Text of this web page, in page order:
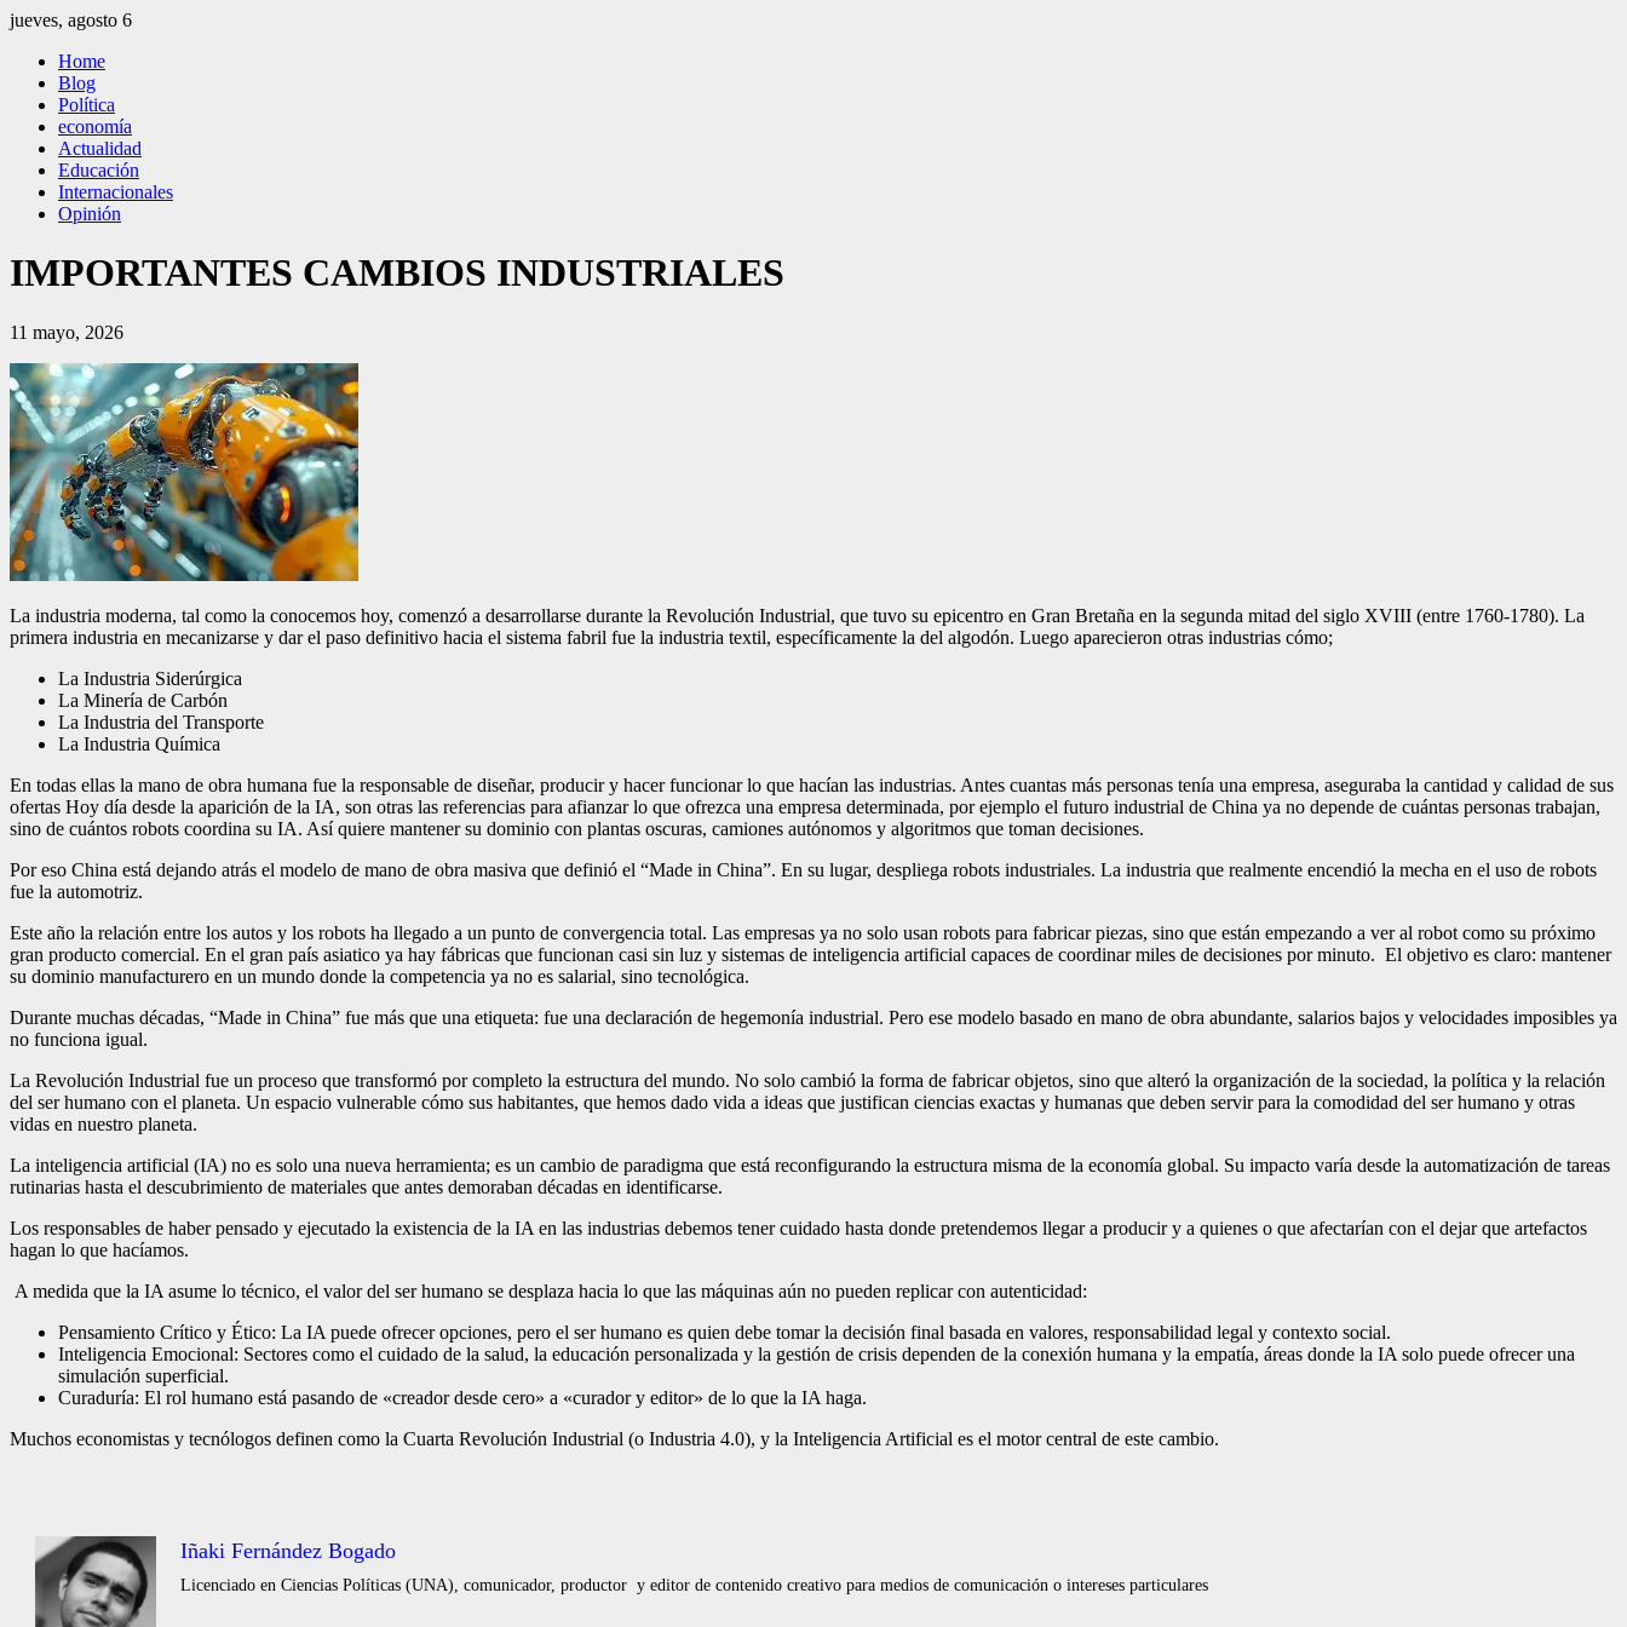
Saltar
contenido
jueves, agosto 6
El Independiente
El independiente Libre y Transparente
Home
Blog
Política
economía
Actualidad
Educación
Internacionales
Opinión
IMPORTANTES CAMBIOS INDUSTRIALES
11 mayo, 2026
La industria moderna, tal como la conocemos hoy, comenzó a desarrollarse durante la Revolución Industrial, que tuvo su epicentro en Gran Bretaña en la segunda mitad del siglo XVIII (entre 1760-1780). La
primera industria en mecanizarse y dar el paso definitivo hacia el sistema fabril fue la industria textil, específicamente la del algodón. Luego aparecieron otras industrias cómo;
La Industria Siderúrgica
La Minería de Carbón
La Industria del Transporte
La Industria Química
En todas ellas la mano de obra humana fue la responsable de diseñar, producir y hacer funcionar lo que hacían las industrias. Antes cuantas más personas tenía una empresa, aseguraba la cantidad y calidad de sus
ofertas Hoy día desde la aparición de la IA, son otras las referencias para afianzar lo que ofrezca una empresa determinada, por ejemplo el futuro industrial de China ya no depende de cuántas personas trabajan,
sino de cuántos robots coordina su IA. Así quiere mantener su dominio con plantas oscuras, camiones autónomos y algoritmos que toman decisiones.
Por eso China está dejando atrás el modelo de mano de obra masiva que definió el “Made in China”. En su lugar, despliega robots industriales. La industria que realmente encendió la mecha en el uso de robots
fue la automotriz.
Este año la relación entre los autos y los robots ha llegado a un punto de convergencia total. Las empresas ya no solo usan robots para fabricar piezas, sino que están empezando a ver al robot como su próximo
gran producto comercial. En el gran país asiatico ya hay fábricas que funcionan casi sin luz y sistemas de inteligencia artificial capaces de coordinar miles de decisiones por minuto. El objetivo es claro: mantener
su dominio manufacturero en un mundo donde la competencia ya no es salarial, sino tecnológica.
Durante muchas décadas, “Made in China” fue más que una etiqueta: fue una declaración de hegemonía industrial. Pero ese modelo basado en mano de obra abundante, salarios bajos y velocidades imposibles ya
no funciona igual.
La Revolución Industrial fue un proceso que transformó por completo la estructura del mundo. No solo cambió la forma de fabricar objetos, sino que alteró la organización de la sociedad, la política y la relación
del ser humano con el planeta. Un espacio vulnerable cómo sus habitantes, que hemos dado vida a ideas que justifican ciencias exactas y humanas que deben servir para la comodidad del ser humano y otras
vidas en nuestro planeta.
La inteligencia artificial (IA) no es solo una nueva herramienta; es un cambio de paradigma que está reconfigurando la estructura misma de la economía global. Su impacto varía desde la automatización de tareas
rutinarias hasta el descubrimiento de materiales que antes demoraban décadas en identificarse.
Los responsables de haber pensado y ejecutado la existencia de la IA en las industrias debemos tener cuidado hasta donde pretendemos llegar a producir y a quienes o que afectarían con el dejar que artefactos
hagan lo que hacíamos.
A medida que la IA asume lo técnico, el valor del ser humano se desplaza hacia lo que las máquinas aún no pueden replicar con autenticidad:
Pensamiento Crítico y Ético: La IA puede ofrecer opciones, pero el ser humano es quien debe tomar la decisión final basada en valores, responsabilidad legal y contexto social.
Inteligencia Emocional: Sectores como el cuidado de la salud, la educación personalizada y la gestión de crisis dependen de la conexión humana y la empatía, áreas donde la IA solo puede ofrecer una
simulación superficial.
Curaduría: El rol humano está pasando de «creador desde cero» a «curador y editor» de lo que la IA haga.
Muchos economistas y tecnólogos definen como la Cuarta Revolución Industrial (o Industria 4.0), y la Inteligencia Artificial es el motor central de este cambio.
Iñaki Fernández Bogado
Licenciado en Ciencias Políticas (UNA), comunicador, productor y editor de contenido creativo para medios de comunicación o intereses particulares